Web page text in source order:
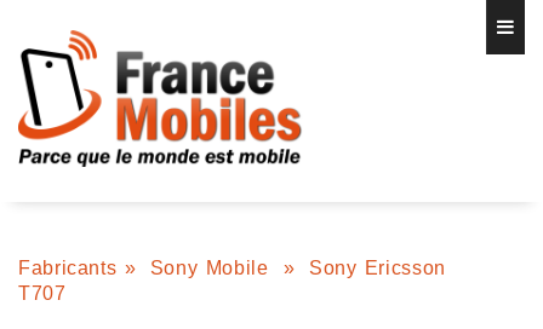
Fabricants » Sony Mobile »
Sony Ericsson
T707